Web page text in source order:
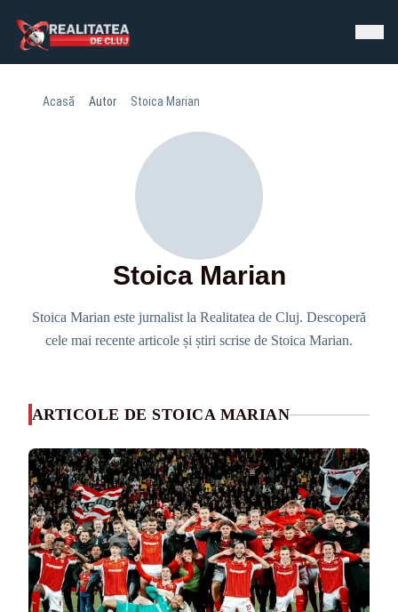
Acasă Autor Stoica Marian
Stoica Marian
Stoica Marian este jurnalist la Realitatea de Cluj. Descoperă
cele mai recente articole și știri scrise de Stoica Marian.
ARTICOLE DE STOICA MARIAN